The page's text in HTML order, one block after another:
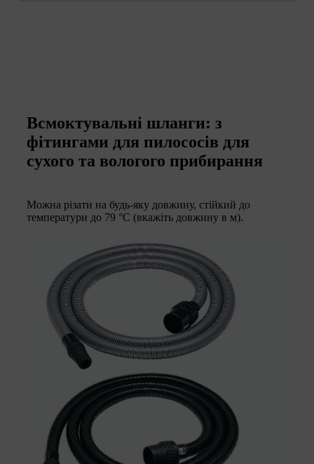
Всмоктувальні шланги: з
фітингами для пилососів для
сухого та вологого прибирання
Можна різати на будь-яку довжину, стійкий до
температури до 79 °C (вкажіть довжину в м).